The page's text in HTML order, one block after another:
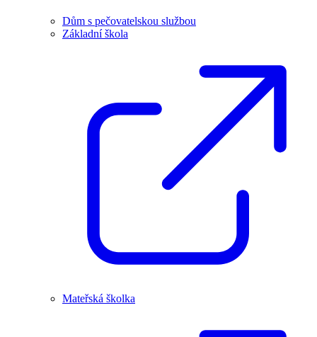
Dům s pečovatelskou službou
Základní škola
Mateřská školka